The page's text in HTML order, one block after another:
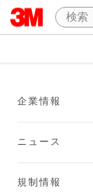
企業情報
ニュース
規制情報